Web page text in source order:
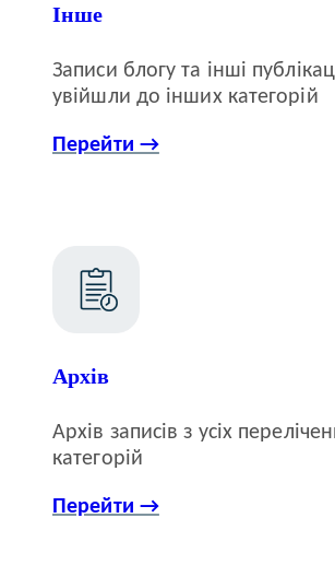
Інше
Записи блогу та інші
увійшли до інших категорій
Перейти →
Архів
Архів записів з усіх
категорій
Перейти →